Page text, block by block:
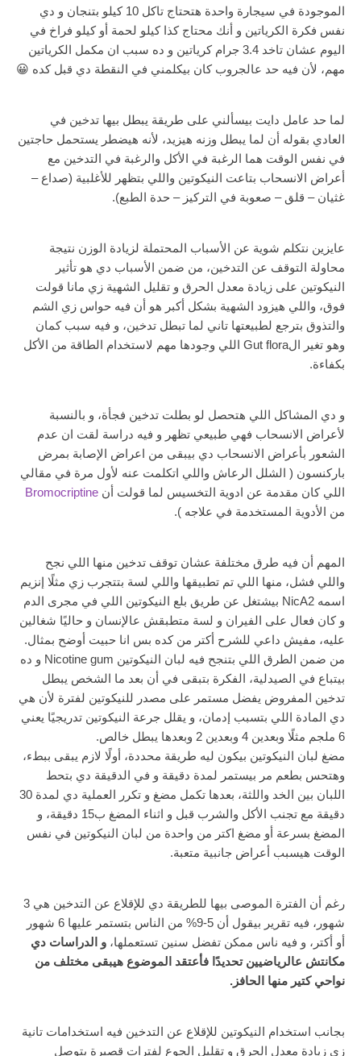
الموجودة في سيجارة واحدة هتحتاج تاكل 10 كيلو بتنجان و دي
نفس فكرة الكرياتين و أنك محتاج كذا كيلو لحمة أو كيلو فراخ في
اليوم عشان تاخد 3.4 جرام كرياتين و ده سبب ان مكمل الكرياتين
مهم، لأن فيه حد عالجروب كان بيكلمني في النقطة دي قبل كده 😀
لما حد عامل دايت بيسألني على طريقة يبطل بيها تدخين في
العادي بقوله أن لما يبطل وزنه هيزيد، لأنه هيضطر يستحمل حاجتين
في نفس الوقت هما الرغبة في الأكل والرغبة في التدخين مع
أعراض الانسحاب بتاعت النيكوتين واللي بتظهر للأغلبية (صداع –
غثيان – قلق – صعوبة في التركيز – حدة الطبع).
عايزين نتكلم شوية عن الأسباب المحتملة لزيادة الوزن نتيجة
محاولة التوقف عن التدخين، من ضمن الأسباب دي هو تأثير
النيكوتين على زيادة معدل الحرق و تقليل الشهية زي مانا قولت
فوق، واللي هيزود الشهية بشكل أكبر هو أن فيه حواس زي الشم
والتذوق بترجع لطبيعتها تاني لما تبطل تدخين، و فيه سبب كمان
وهو تغير الGut flora اللي وجودها مهم لاستخدام الطاقة من الأكل
بكفاءة.
و دي المشاكل اللي هتحصل لو بطلت تدخين فجأة، و بالنسبة
لأعراض الانسحاب فهي طبيعي تظهر و فيه دراسة لقت ان عدم
الشعور بأعراض الانسحاب دي بيبقى من اعراض الإصابة بمرض
باركنسون ( الشلل الرعاش واللي اتكلمت عنه لأول مرة في مقالي
اللي كان مقدمة عن ادوية التخسيس لما قولت أن Bromocriptine
من الأدوية المستخدمة في علاجه ).
المهم أن فيه طرق مختلفة عشان توقف تدخين منها اللي نجح
واللي فشل، منها اللي تم تطبيقها واللي لسة بتتجرب زي مثلًا إنزيم
اسمه NicA2 بيشتغل عن طريق بلع النيكوتين اللي في مجرى الدم
و كان فعال على الفيران و لسة متطبقش عالإنسان و حاليًا شغالين
عليه، مفيش داعي للشرح أكتر من كده بس انا حبيت أوضح بمثال.
من ضمن الطرق اللي بتنجح فيه لبان النيكوتين Nicotine gum و ده
بيتباع في الصيدلية، الفكرة بتبقى في أن بعد ما الشخص يبطل
تدخين المفروض يفضل مستمر على مصدر للنيكوتين لفترة لأن هي
دي المادة اللي بتسبب إدمان، و يقلل جرعة النيكوتين تدريجيًا يعني
6 ملجم مثلًا وبعدين 4 وبعدين 2 وبعدها يبطل خالص.
مضغ لبان النيكوتين بيكون ليه طريقة محددة، أولًا لازم يبقى ببطء،
وهتحس بطعم مر بيستمر لمدة دقيقة و في الدقيقة دي بتحط
اللبان بين الخد واللثة، بعدها تكمل مضغ و تكرر العملية دي لمدة 30
دقيقة مع تجنب الأكل والشرب قبل و اثناء المضغ ب15 دقيقة، و
المضغ بسرعة أو مضغ اكتر من واحدة من لبان النيكوتين في نفس
الوقت هيسبب أعراض جانبية متعبة.
رغم أن الفترة الموصى بيها للطريقة دي للإقلاع عن التدخين هي 3
شهور، فيه تقرير بيقول أن 5-9% من الناس بتستمر عليها 6 شهور
أو أكتر، و فيه ناس ممكن تفضل سنين تستعملها، و الدراسات دي
مكانتش عالرياضيين تحديدًا فأعتقد الموضوع هيبقى مختلف من
نواحي كتير منها الحافز.
بجانب استخدام النيكوتين للإقلاع عن التدخين فيه استخدامات تانية
زي زيادة معدل الحرق و تقليل الجوع لفترات قصيرة بتوصل